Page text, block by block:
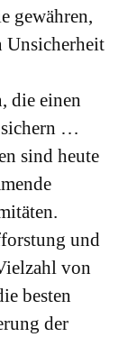
gewähren,
Unsicherheit
die einen
sichern …
sind heute
und
von
besten
der